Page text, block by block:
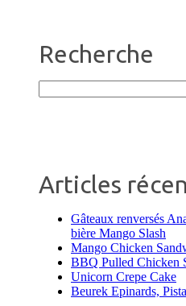
Recherche
Articles
Gâteaux renversés
bière Mango Slash
Mango Chicken
BBQ Pulled Chicken
Unicorn Crepe Cake
Beurek Epinards,